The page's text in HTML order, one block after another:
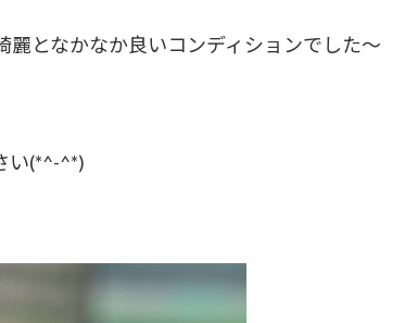
となかなか良いコンディションでした～
い(*^-^*)